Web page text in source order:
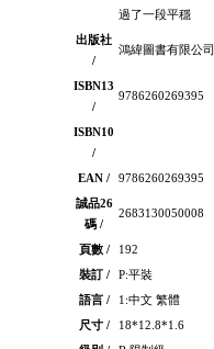
過了一段平穩
出版社
/
鴻緯圖書有限公司
ISBN13
/
9786260269395
ISBN10
/
EAN /
9786260269395
誠品26
碼 /
2683130050008
頁數 /
192
裝訂 /
P:平裝
語言 /
1:中文 繁體
尺寸 /
18*12.8*1.6